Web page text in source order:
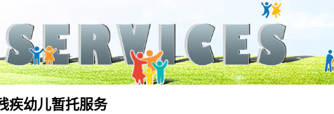
疾幼儿暂托服务